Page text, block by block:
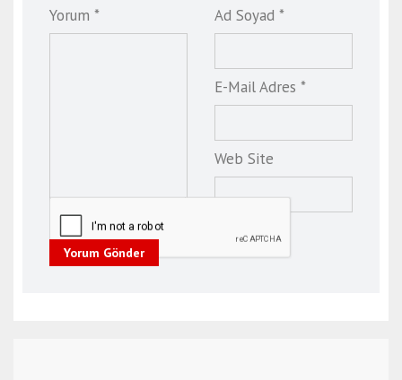
Yorum * Ad Soyad *
E-Mail Adres *
Web Site
Yorum Gönder